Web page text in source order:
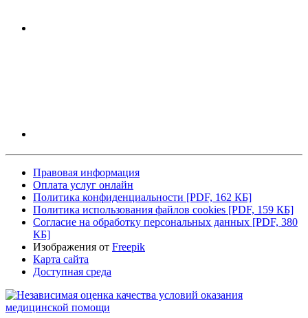
Правовая информация
Оплата услуг онлайн
Политика конфиденциальности [PDF, 162 КБ]
Политика использования файлов cookies [PDF, 159 КБ]
Согласие на обработку персональных данных [PDF, 380
КБ]
Изображения от Freepik
Карта сайта
Доступная среда